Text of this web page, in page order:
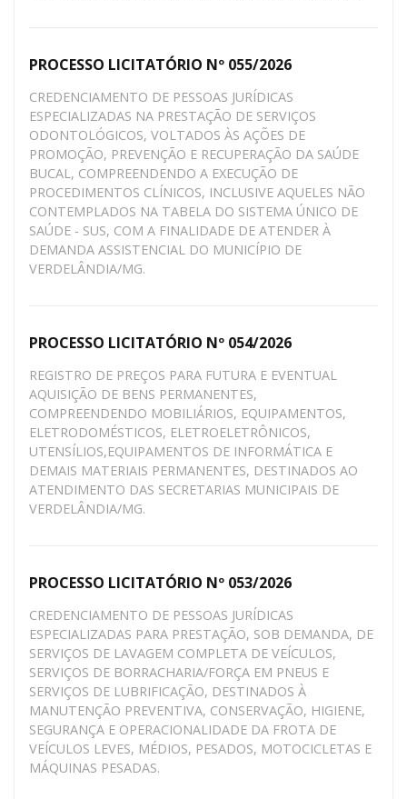
PROCESSO LICITATÓRIO Nº 055/2026
CREDENCIAMENTO DE PESSOAS JURÍDICAS
ESPECIALIZADAS NA PRESTAÇÃO DE SERVIÇOS
ODONTOLÓGICOS, VOLTADOS ÀS AÇÕES DE
PROMOÇÃO, PREVENÇÃO E RECUPERAÇÃO DA SAÚDE
BUCAL, COMPREENDENDO A EXECUÇÃO DE
PROCEDIMENTOS CLÍNICOS, INCLUSIVE AQUELES NÃO
CONTEMPLADOS NA TABELA DO SISTEMA ÚNICO DE
SAÚDE - SUS, COM A FINALIDADE DE ATENDER À
DEMANDA ASSISTENCIAL DO MUNICÍPIO DE
VERDELÂNDIA/MG.
PROCESSO LICITATÓRIO Nº 054/2026
REGISTRO DE PREÇOS PARA FUTURA E EVENTUAL
AQUISIÇÃO DE BENS PERMANENTES,
COMPREENDENDO MOBILIÁRIOS, EQUIPAMENTOS,
ELETRODOMÉSTICOS, ELETROELETRÔNICOS,
UTENSÍLIOS,EQUIPAMENTOS DE INFORMÁTICA E
DEMAIS MATERIAIS PERMANENTES, DESTINADOS AO
ATENDIMENTO DAS SECRETARIAS MUNICIPAIS DE
VERDELÂNDIA/MG.
PROCESSO LICITATÓRIO Nº 053/2026
CREDENCIAMENTO DE PESSOAS JURÍDICAS
ESPECIALIZADAS PARA PRESTAÇÃO, SOB DEMANDA, DE
SERVIÇOS DE LAVAGEM COMPLETA DE VEÍCULOS,
SERVIÇOS DE BORRACHARIA/FORÇA EM PNEUS E
SERVIÇOS DE LUBRIFICAÇÃO, DESTINADOS À
MANUTENÇÃO PREVENTIVA, CONSERVAÇÃO, HIGIENE,
SEGURANÇA E OPERACIONALIDADE DA FROTA DE
VEÍCULOS LEVES, MÉDIOS, PESADOS, MOTOCICLETAS E
MÁQUINAS PESADAS.